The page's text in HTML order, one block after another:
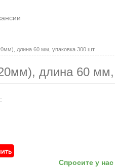
длина 60 мм, упаковка 300 шт
длина 60
Спросите у нас